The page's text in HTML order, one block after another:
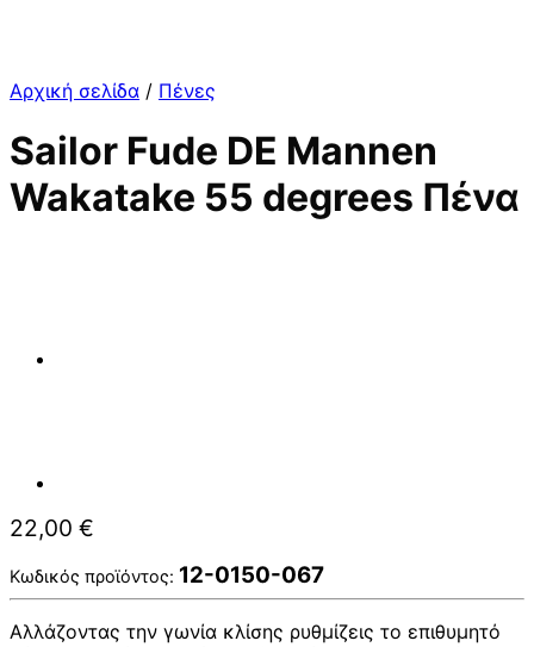
Αρχική σελίδα / Πένες
Sailor Fude DE Mannen
Wakatake 55 degrees Πένα
22,00 €
Κωδικός προϊόντος: 12-0150-067
Αλλάζοντας την γωνία κλίσης ρυθμίζεις το επιθυμητό